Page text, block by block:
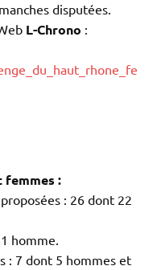
disputées.
L-Chrono :
femmes :
: 26 dont 22
homme.
: 7 dont 5 hommes et